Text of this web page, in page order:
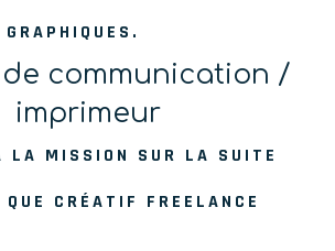
communication /
imprimeur
LA MISSION SUR LA SUITE
CRÉATIF FREELANCE